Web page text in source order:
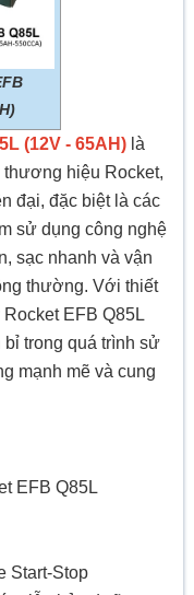
(12V - 65AH)là
hiệu Rocket,
đại, đặc biệt là các
sử dụng công nghệ
sạc nhanh và vận
thường. Với thiết
EFB Q85L
trong quá trình sử
mạnh mẽ và cung
EFB Q85L
Start-Stop